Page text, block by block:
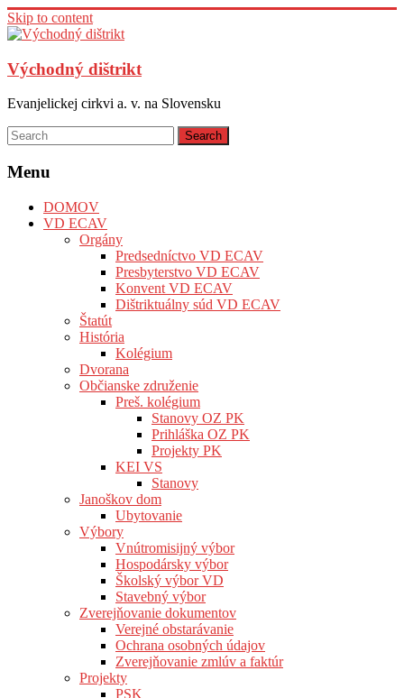
Skip to content
Východný dištrikt
Evanjelickej cirkvi a. v. na Slovensku
Menu
DOMOV
VD ECAV
Orgány
Predsedníctvo VD ECAV
Presbyterstvo VD ECAV
Konvent VD ECAV
Dištriktuálny súd VD ECAV
Štatút
História
Kolégium
Dvorana
Občianske združenie
Preš. kolégium
Stanovy OZ PK
Prihláška OZ PK
Projekty PK
KEI VS
Stanovy
Janoškov dom
Ubytovanie
Výbory
Vnútromisijný výbor
Hospodársky výbor
Školský výbor VD
Stavebný výbor
Zverejňovanie dokumentov
Verejné obstarávanie
Ochrana osobných údajov
Zverejňovanie zmlúv a faktúr
Projekty
PSK